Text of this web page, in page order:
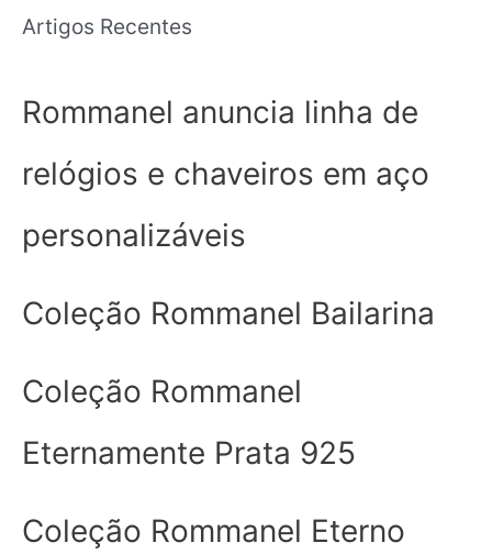
Artigos Recentes
Rommanel anuncia linha de
relógios e chaveiros em aço
personalizáveis
Coleção Rommanel Bailarina
Coleção Rommanel
Eternamente Prata 925
Coleção Rommanel Eterno